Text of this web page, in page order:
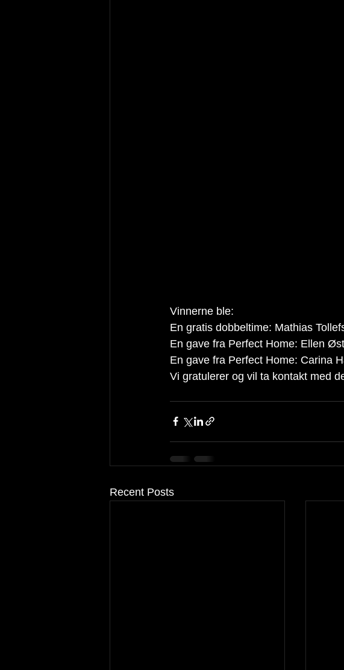
Vinnerne ble:
En gratis dobbeltime: Mathias
En gave fra Perfect Home: Ellen
En gave fra Perfect Home: Carina
Vi gratulerer og vil ta kontakt med
Recent Posts